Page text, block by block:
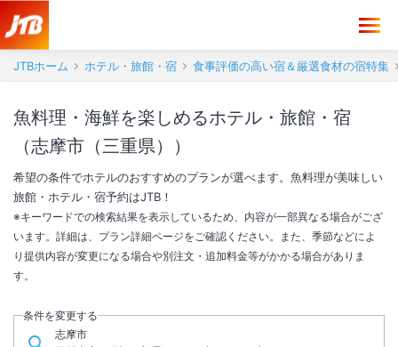
JTBホーム ホテル・旅館・宿 食事評価の高い宿＆厳選食材の宿特集
魚料理・海鮮を楽しめるホテル・旅館・宿
（志摩市（三重県））
希望の条件でホテルのおすすめのプランが選べます。魚料理が美味しい
旅館・ホテル・宿予約はJTB！
※キーワードでの検索結果を表示しているため、内容が一部異なる場合がござ
います。詳細は、プラン詳細ページをご確認ください。また、季節などによ
り提供内容が変更になる場合や別注文・追加料金等がかかる場合がありま
す。
条件を変更する
志摩市